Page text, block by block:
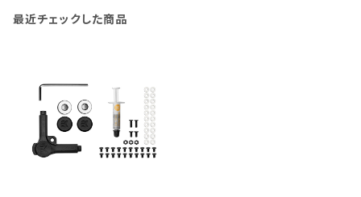
最近チェックした商品